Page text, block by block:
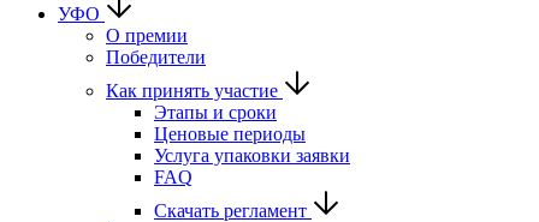
УФО
О премии
Победители
Как принять участие
Этапы и сроки
Ценовые периоды
Услуга упаковки заявки
FAQ
Скачать регламент